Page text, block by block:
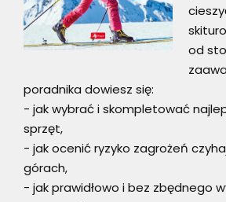
od
poradnika dowiesz się:
- jak wybrać i skompletować
sprzęt,
- jak ocenić ryzyko zagrożeń
górach,
- jak prawidłowo i bez zbędnego